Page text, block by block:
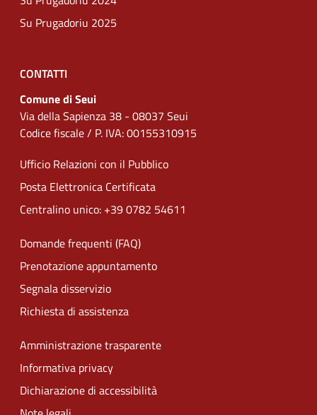
Su Prugadoriu 2025
CONTATTI
Comune di Seui
Via della Sapienza 38 - 08037 Seui
Codice fiscale / P. IVA: 00155310915
Ufficio Relazioni con il Pubblico
Posta Elettronica Certificata
Centralino unico: +39 0782 54611
Domande frequenti (FAQ)
Prenotazione appuntamento
Segnala disservizio
Richiesta di assistenza
Amministrazione trasparente
Informativa privacy
Dichiarazione di accessibilità